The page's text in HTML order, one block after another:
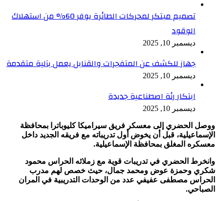
تصميم مبتكر لمحركات الطائرة يوفر 60% من استهلاك
الوقود
ديسمبر 10, 2025
جهاز للكشف عن المتفجرات والقنابل يعمل بآلية متقدمة
ديسمبر 10, 2025
ابتكار رئة اصطناعية جديدة
ديسمبر 10, 2025
ووصل الحضري إلى معسكر فريق سيراميكا كليوباترا بمحافظة
الإسماعيلية، قبل أن يخوض أول تدريباته مع فريقه الجديد داخل
معسكره المغلق بمحافظة الإسماعيلية.
وانخرط الحضري في تدريبات قوية مع زملائه الحراس محمود
شكري وحمزة عوض ومحمد جمال، حيث خصص لهم مدرب
الحراس مصطفى عفيفي عدد من الوحدات التدريبية في المران
الصباحي.